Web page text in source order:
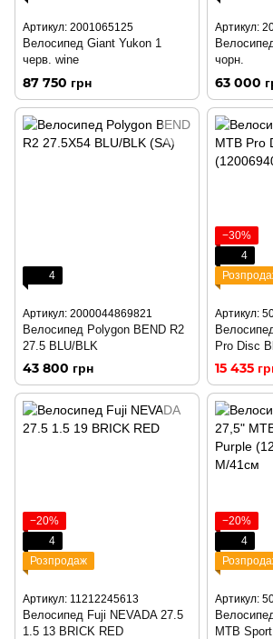
Артикул: 2001065125
Велосипед Giant Yukon 1
черв. wine
87 750 грн
Артикул:
чорн.
63 000
4
Артикул: 2000044869821
Велосипед Polygon BEND R2
27.5 BLU/BLK
43 800 грн
−30%
4
Артикул:
Pro Disc
XS/33см
15 435
−20%
4
Розпродаж
Артикул: 11212245613
Велосипед Fuji NEVADA 27.5
1.5 13 BRICK RED
−20%
4
Артикул:
MTB